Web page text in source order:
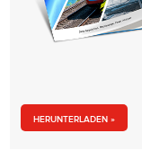
HERUNTERLADEN »